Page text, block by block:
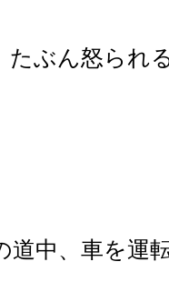
たぶん怒られ
道中、車を運